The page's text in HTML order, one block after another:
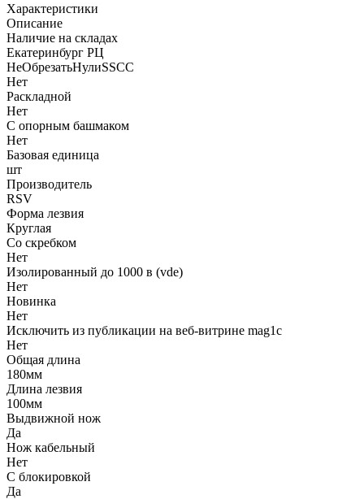
Характеристики
Описание
Наличие на складах
Екатеринбург РЦ
НеОбрезатьНулиSSCC
Нет
Раскладной
Нет
С опорным башмаком
Нет
Базовая единица
шт
Производитель
RSV
Форма лезвия
Круглая
Со скребком
Нет
Изолированный до 1000 в (vde)
Нет
Новинка
Нет
Исключить из публикации на веб-витрине mag1c
Нет
Общая длина
180мм
Длина лезвия
100мм
Выдвижной нож
Да
Нож кабельный
Нет
С блокировкой
Да